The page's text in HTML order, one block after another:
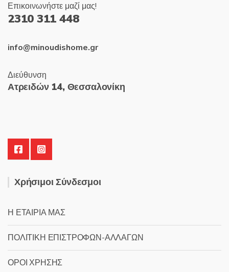
Επικοινωνήστε μαζί μας!
2310 311 448
info@minoudishome.gr
Διεύθυνση
Ατρειδών 14, Θεσσαλονίκη
Χρήσιμοι Σύνδεσμοι
Η ΕΤΑΙΡΙΑ ΜΑΣ
ΠΟΛΙΤΙΚΗ ΕΠΙΣΤΡΟΦΩΝ-ΑΛΛΑΓΩΝ
ΟΡΟΙ ΧΡΗΣΗΣ